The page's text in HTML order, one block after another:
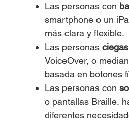
Las personas con
smartphone o un
más clara y flexible.
Las personas ciegas
VoiceOver, o
basada en botones
Las personas con
o pantallas Braille,
diferentes